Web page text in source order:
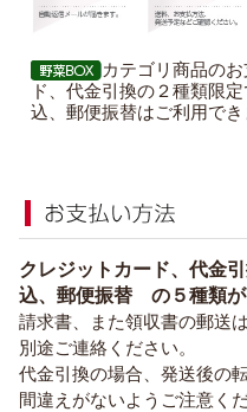
カテゴリ商品の
ド、代金引換の２種類限
込、郵便振替はご利用でき
クレジットカード、代金
込、郵便振替 の５種類が
請求書、また領収書の郵送
別途ご連絡ください。
代金引換の場合、発送後の
間違えがないようご注意くだ